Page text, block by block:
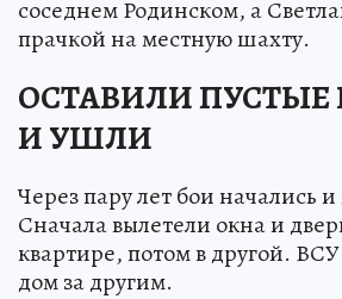
соседнем Родинском, а
прачкой на местную шахту.
ОСТАВИЛИ ПУСТЫЕ
И УШЛИ
Через пару лет бои начались
Сначала вылетели окна и
квартире, потом в другой.
дом за другим.